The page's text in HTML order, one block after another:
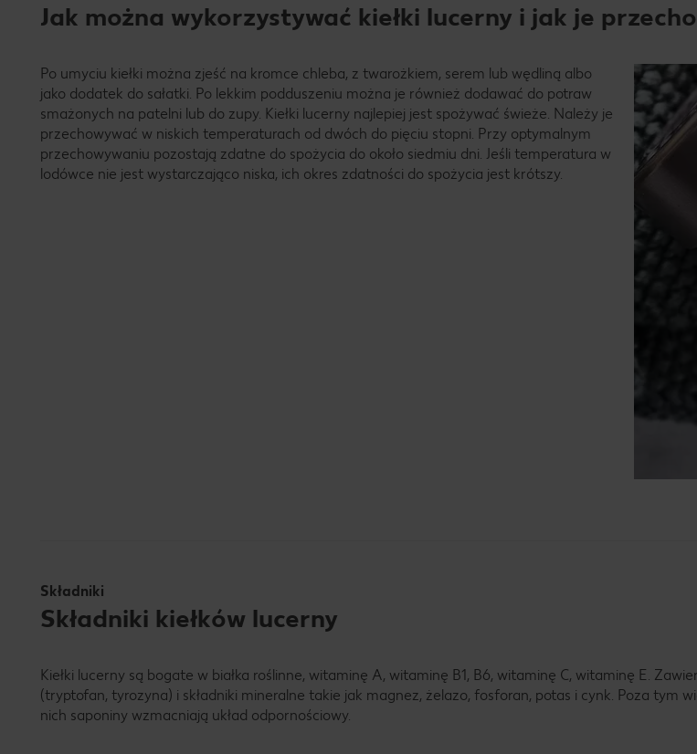
Jak można wykorzystywać kiełki lucerny i jak je
Po umyciu kiełki można zjeść na kromce chleba, z twarożkiem, serem lub wędliną albo
jako dodatek do sałatki. Po lekkim podduszeniu można je również dodawać do potraw
smażonych na patelni lub do zupy. Kiełki lucerny najlepiej jest spożywać świeże. Należy je
przechowywać w niskich temperaturach od dwóch do pięciu stopni. Przy optymalnym
przechowywaniu pozostają zdatne do spożycia do około siedmiu dni. Jeśli temperatura w
lodówce nie jest wystarczająco niska, ich okres zdatności do spożycia jest krótszy.
Składniki
Składniki kiełków lucerny
Kiełki lucerny są bogate w białka roślinne, witaminę A, witaminę B1, B6, witaminę C, witaminę E.
(tryptofan, tyrozyna) i składniki mineralne takie jak magnez, żelazo, fosforan, potas i cynk. Poza tym
nich saponiny wzmacniają układ odpornościowy.